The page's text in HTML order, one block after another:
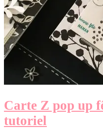
Carte Z pop up
tutoriel